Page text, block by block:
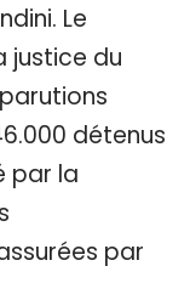
Le
justice du
détenus
par la
par